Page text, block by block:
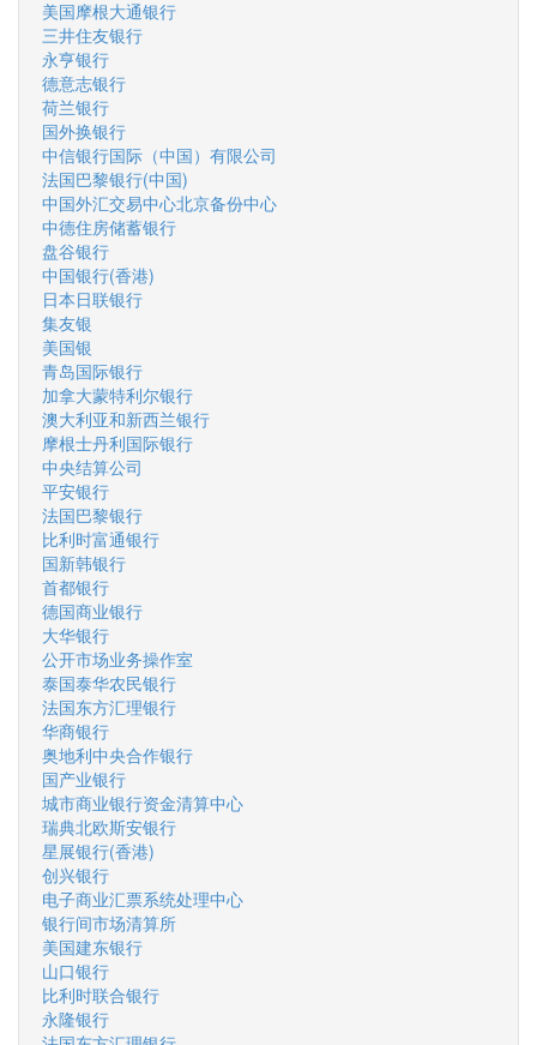
美国摩根大通银行
三井住友银行
永亨银行
德意志银行
荷兰银行
国外换银行
中信银行国际（中国）有限公司
法国巴黎银行(中国)
中国外汇交易中心北京备份中心
中德住房储蓄银行
盘谷银行
中国银行(香港)
日本日联银行
集友银
美国银
青岛国际银行
加拿大蒙特利尔银行
澳大利亚和新西兰银行
摩根士丹利国际银行
中央结算公司
平安银行
法国巴黎银行
比利时富通银行
国新韩银行
首都银行
德国商业银行
大华银行
公开市场业务操作室
泰国泰华农民银行
法国东方汇理银行
华商银行
奥地利中央合作银行
国产业银行
城市商业银行资金清算中心
瑞典北欧斯安银行
星展银行(香港)
创兴银行
电子商业汇票系统处理中心
银行间市场清算所
美国建东银行
山口银行
比利时联合银行
永隆银行